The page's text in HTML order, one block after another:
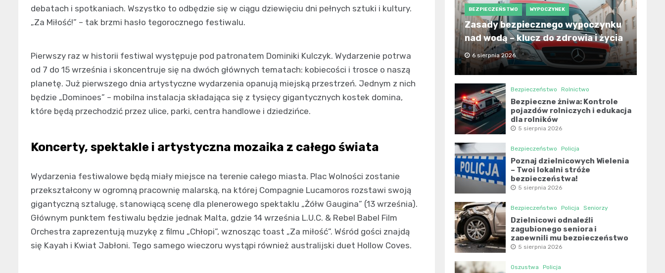
debatach i spotkaniach. Wszystko to odbędzie się w ciągu dziewięciu dni pełnych sztuki i kultury.
„Za Miłość!” – tak brzmi hasło tegorocznego festiwalu.
Pierwszy raz w historii festiwal występuje pod patronatem Dominiki Kulczyk. Wydarzenie potrwa
od 7 do 15 września i skoncentruje się na dwóch głównych tematach: kobiecości i trosce o naszą
planetę. Już pierwszego dnia artystyczne wydarzenia opanują miejską przestrzeń. Jednym z nich
będzie „Dominoes” – mobilna instalacja składająca się z tysięcy gigantycznych kostek domina,
które będą przechodzić przez ulice, parki, centra handlowe i dziedzińce.
Koncerty, spektakle i artystyczna mozaika z całego świata
Wydarzenia festiwalowe będą miały miejsce na terenie całego miasta. Plac Wolności zostanie
przekształcony w ogromną pracownię malarską, na której Compagnie Lucamoros rozstawi swoją
gigantyczną sztalugę, stanowiącą scenę dla plenerowego spektaklu „Żółw Gaugina” (13 września).
Głównym punktem festiwalu będzie jednak Malta, gdzie 14 września L.U.C. & Rebel Babel Film
Orchestra zaprezentują muzykę z filmu „Chłopi”, wznosząc toast „Za miłość”. Wśród gości znajdą
się Kayah i Kwiat Jabłoni. Tego samego wieczoru wystąpi również australijski duet Hollow Coves.
BEZPIECZEŃSTWO WYPOCZYNEK
Zasady bezpiecznego wypoczynku
nad wodą – klucz do zdrowia i życia
6 sierpnia 2026
Bezpieczeństwo Rolnictwo
Bezpieczne żniwa: Kontrole
pojazdów rolniczych i edukacja
dla rolników
5 sierpnia 2026
Bezpieczeństwo Policja
Poznaj dzielnicowych Wielenia
– Twoi lokalni stróże
bezpieczeństwa!
5 sierpnia 2026
Bezpieczeństwo Policja Seniorzy
Dzielnicowi odnaleźli
zagubionego seniora i
zapewnili mu bezpieczeństwo
5 sierpnia 2026
Oszustwa Policja